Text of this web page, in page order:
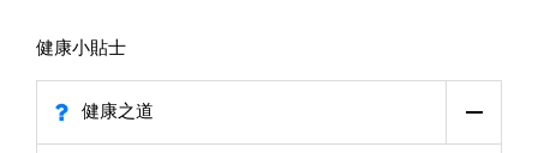
健康小貼士
健康之道